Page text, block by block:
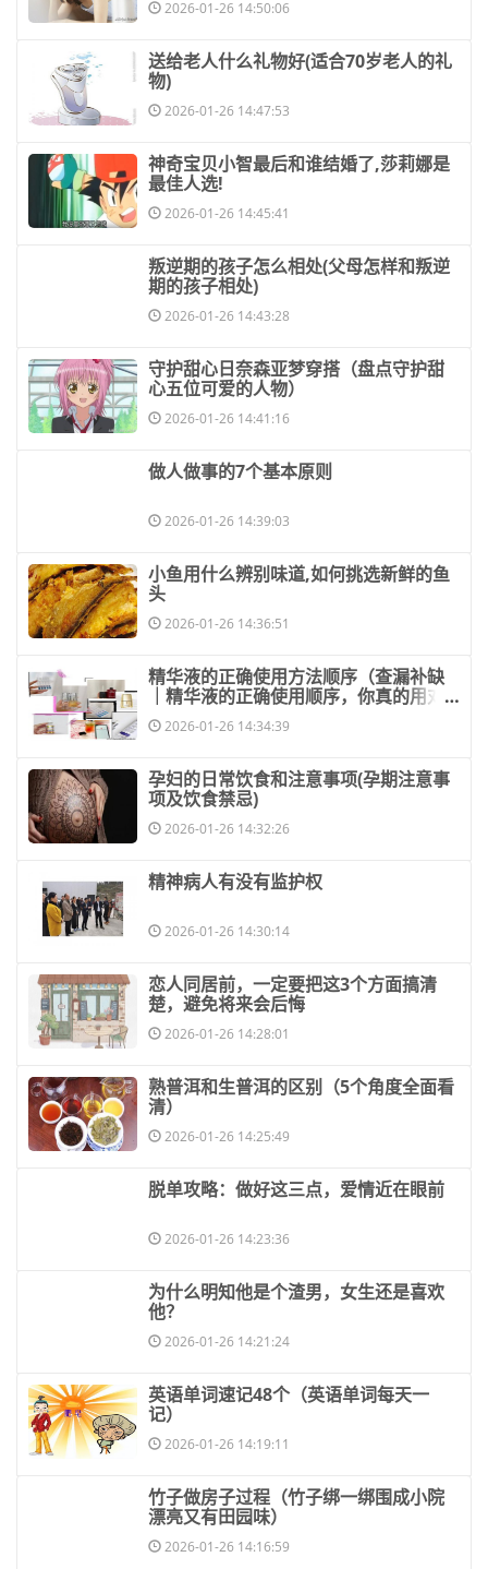
2026-01-26 14:50:06
​送给老人什么礼物好(适合70岁老人的礼
物)
2026-01-26 14:47:53
​神奇宝贝小智最后和谁结婚了,莎莉娜是
最佳人选!
2026-01-26 14:45:41
​叛逆期的孩子怎么相处(父母怎样和叛逆
期的孩子相处)
2026-01-26 14:43:28
​守护甜心日奈森亚梦穿搭（盘点守护甜
心五位可爱的人物）
2026-01-26 14:41:16
​做人做事的7个基本原则
2026-01-26 14:39:03
​小鱼用什么辨别味道,如何挑选新鲜的鱼
头
2026-01-26 14:36:51
​精华液的正确使用方法顺序（查漏补缺
｜精华液的正确使用顺序，你真的用对
了吗2026-01-26 14:34:39
​孕妇的日常饮食和注意事项(孕期注意事
项及饮食禁忌)
2026-01-26 14:32:26
​精神病人有没有监护权
2026-01-26 14:30:14
​恋人同居前，一定要把这3个方面搞清
楚，避免将来会后悔
2026-01-26 14:28:01
​熟普洱和生普洱的区别（5个角度全面看
清）
2026-01-26 14:25:49
​脱单攻略：做好这三点，爱情近在眼前
2026-01-26 14:23:36
​为什么明知他是个渣男，女生还是喜欢
他？
2026-01-26 14:21:24
​英语单词速记48个（英语单词每天一
记）
2026-01-26 14:19:11
​竹子做房子过程（竹子绑一绑围成小院
漂亮又有田园味）
2026-01-26 14:16:59